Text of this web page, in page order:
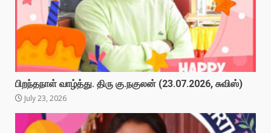
பிறந்தநாள் வாழ்த்து. திரு கு.நகுலன் (23.07.2026, சுவிஸ்)
July 23, 2026